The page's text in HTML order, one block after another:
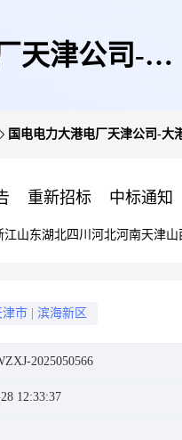
天津公司-大
国电电力大港电厂天津公司-大
重新招标 中标通知
江山东湖北四川 河北河南天津山
津市 滨海新区
2025050566
12:33:37